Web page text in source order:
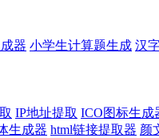
器 小学生计算题生成 汉
IP地址提取 ICO图标生成
生成器 html链接提取器 颜